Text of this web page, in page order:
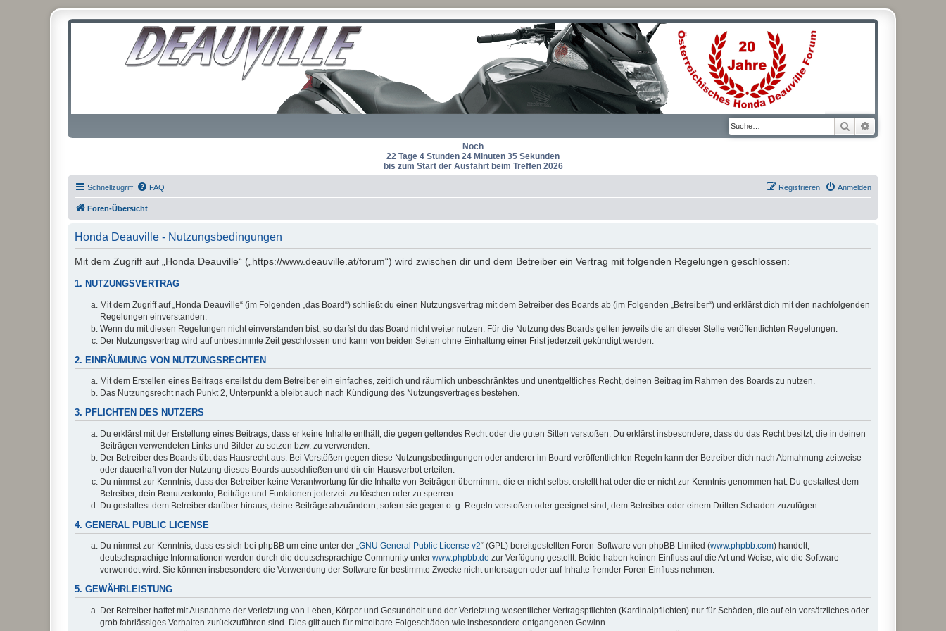
Suche
Noch
22 Tage 4 Stunden 24 Minuten 35 Sekunden
bis zum Start der Ausfahrt beim Treffen 2026
Schnellzugriff FAQ Anmelden
Registrieren
Foren-Übersicht
Honda Deauville - Nutzungsbedingungen
Mit dem Zugriff auf „Honda Deauville“ („https://www.deauville.at/forum“) wird zwischen dir und dem Betreiber ein Vertrag mit folgenden Regelungen geschlossen:
1. NUTZUNGSVERTRAG
Mit dem Zugriff auf „Honda Deauville“ (im Folgenden „das Board“) schließt du einen Nutzungsvertrag mit dem Betreiber des Boards ab (im Folgenden „Betreiber“) und erklärst dich mit den nachfolgenden
Regelungen einverstanden.
Wenn du mit diesen Regelungen nicht einverstanden bist, so darfst du das Board nicht weiter nutzen. Für die Nutzung des Boards gelten jeweils die an dieser Stelle veröffentlichten Regelungen.
Der Nutzungsvertrag wird auf unbestimmte Zeit geschlossen und kann von beiden Seiten ohne Einhaltung einer Frist jederzeit gekündigt werden.
2. EINRÄUMUNG VON NUTZUNGSRECHTEN
Mit dem Erstellen eines Beitrags erteilst du dem Betreiber ein einfaches, zeitlich und räumlich unbeschränktes und unentgeltliches Recht, deinen Beitrag im Rahmen des Boards zu nutzen.
Das Nutzungsrecht nach Punkt 2, Unterpunkt a bleibt auch nach Kündigung des Nutzungsvertrages bestehen.
3. PFLICHTEN DES NUTZERS
Du erklärst mit der Erstellung eines Beitrags, dass er keine Inhalte enthält, die gegen geltendes Recht oder die guten Sitten verstoßen. Du erklärst insbesondere, dass du das Recht besitzt, die in deinen
Beiträgen verwendeten Links und Bilder zu setzen bzw. zu verwenden.
Der Betreiber des Boards übt das Hausrecht aus. Bei Verstößen gegen diese Nutzungsbedingungen oder anderer im Board veröffentlichten Regeln kann der Betreiber dich nach Abmahnung zeitweise
oder dauerhaft von der Nutzung dieses Boards ausschließen und dir ein Hausverbot erteilen.
Du nimmst zur Kenntnis, dass der Betreiber keine Verantwortung für die Inhalte von Beiträgen übernimmt, die er nicht selbst erstellt hat oder die er nicht zur Kenntnis genommen hat. Du gestattest dem
Betreiber, dein Benutzerkonto, Beiträge und Funktionen jederzeit zu löschen oder zu sperren.
Du gestattest dem Betreiber darüber hinaus, deine Beiträge abzuändern, sofern sie gegen o. g. Regeln verstoßen oder geeignet sind, dem Betreiber oder einem Dritten Schaden zuzufügen.
4. GENERAL PUBLIC LICENSE
Du nimmst zur Kenntnis, dass es sich bei phpBB um eine unter der „GNU General Public License v2“ (GPL) bereitgestellten Foren-Software von phpBB Limited (www.phpbb.com) handelt;
deutschsprachige Informationen werden durch die deutschsprachige Community unter www.phpbb.de zur Verfügung gestellt. Beide haben keinen Einfluss auf die Art und Weise, wie die Software
verwendet wird. Sie können insbesondere die Verwendung der Software für bestimmte Zwecke nicht untersagen oder auf Inhalte fremder Foren Einfluss nehmen.
5. GEWÄHRLEISTUNG
Der Betreiber haftet mit Ausnahme der Verletzung von Leben, Körper und Gesundheit und der Verletzung wesentlicher Vertragspflichten (Kardinalpflichten) nur für Schäden, die auf ein vorsätzliches oder
grob fahrlässiges Verhalten zurückzuführen sind. Dies gilt auch für mittelbare Folgeschäden wie insbesondere entgangenen Gewinn.